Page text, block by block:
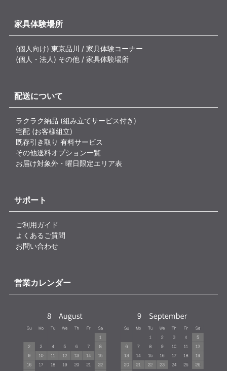
家具体験場所
(個人向け) 東京品川 / 家具体験コーナー
(個人・法人) その他 / 家具体験場所
配送について
ラクラク納品 (組み立てサービス付き)
宅配 (お客様組立)
既存引き取り 有料サービス
その他送料オプション一覧
お届け対象外・曜日限定エリア表
サポート
ご利用ガイド
よくあるご質問
お問い合わせ
営業カレンダー